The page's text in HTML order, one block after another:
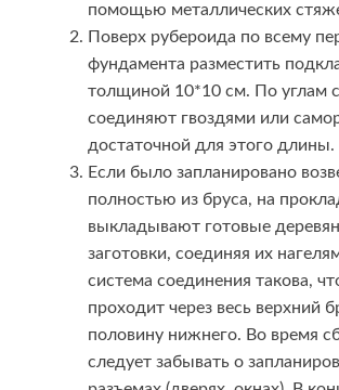
помощью металлических
Поверх рубероида по всему
фундамента разместить
толщиной 10*10 см. По углам
соединяют гвоздями или
достаточной для этого длины.
Если было запланировано
полностью из бруса, на
выкладывают готовые
заготовки, соединяя их
система соединения такова,
проходит через весь верхний
половину нижнего. Во время
следует забывать о